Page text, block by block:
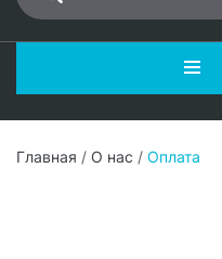
Главная / О нас / Оплата